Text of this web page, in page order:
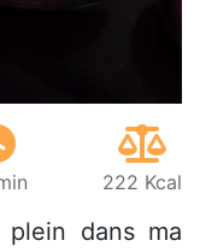
222 Kcal
dans ma